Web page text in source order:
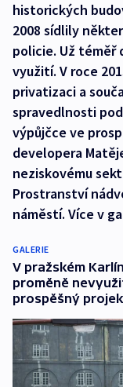
historických
2008 sídlily
policie. Už téměř
využití. V roce
privatizaci a
spravedlnosti
výpůjčce ve
developera
neziskovému
Prostranství
náměstí. Více v
GALERIE
V pražském
proměně
prospěšný